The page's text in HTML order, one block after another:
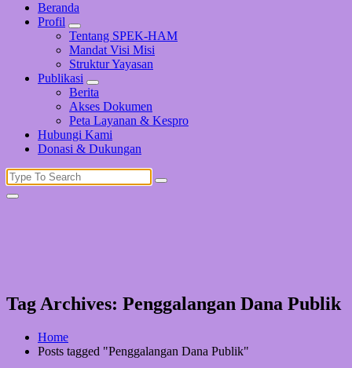
Beranda
Profil
Tentang SPEK-HAM
Mandat Visi Misi
Struktur Yayasan
Publikasi
Berita
Akses Dokumen
Peta Layanan & Kespro
Hubungi Kami
Donasi & Dukungan
Search
for:
Tag Archives: Penggalangan Dana Publik
Home
Posts tagged "Penggalangan Dana Publik"